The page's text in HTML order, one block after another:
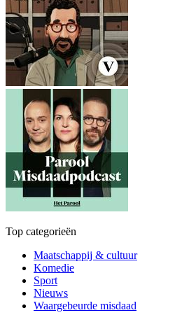
Top categorieën
Maatschappij & cultuur
Komedie
Sport
Nieuws
Waargebeurde misdaad